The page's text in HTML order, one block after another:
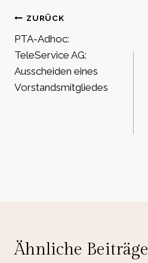
Beitragsnavigation
ZURÜCK
PTA-Adhoc:
TeleService AG:
Ausscheiden eines
Vorstandsmitgliedes
Ähnliche Beiträge